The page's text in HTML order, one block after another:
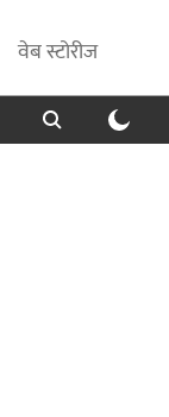
वेब स्टोरीज